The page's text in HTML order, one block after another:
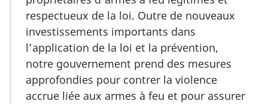
respectueux de la loi. Outre de nouveaux
investissements importants dans
l’application de la loi et la prévention,
notre gouvernement prend des mesures
approfondies pour contrer la violence
accrue liée aux armes à feu et pour assurer